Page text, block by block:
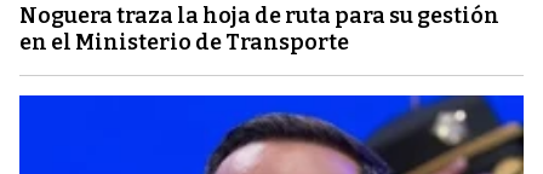
Noguera traza la hoja de ruta para su gestión
en el Ministerio de Transporte